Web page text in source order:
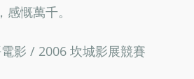
慨萬千。
影 / 2006 坎城影展競賽